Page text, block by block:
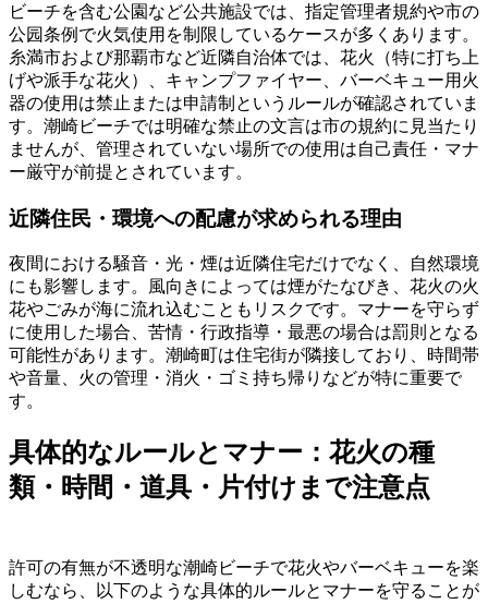
ビーチを含む公園など公共施設では、指定管理者規約や市の
公园条例で火気使用を制限しているケースが多くあります。
糸満市および那覇市など近隣自治体では、花火（特に打ち上
げや派手な花火）、キャンプファイヤー、バーベキュー用火
器の使用は禁止または申請制というルールが確認されていま
す。潮崎ビーチでは明確な禁止の文言は市の規約に見当たり
ませんが、管理されていない場所での使用は自己責任・マナ
ー厳守が前提とされています。
近隣住民・環境への配慮が求められる理由
夜間における騒音・光・煙は近隣住宅だけでなく、自然環境
にも影響します。風向きによっては煙がたなびき、花火の火
花やごみが海に流れ込むこともリスクです。マナーを守らず
に使用した場合、苦情・行政指導・最悪の場合は罰則となる
可能性があります。潮崎町は住宅街が隣接しており、時間帯
や音量、火の管理・消火・ゴミ持ち帰りなどが特に重要で
す。
具体的なルールとマナー：花火の種
類・時間・道具・片付けまで注意点
許可の有無が不透明な潮崎ビーチで花火やバーベキューを楽
しむなら、以下のような具体的ルールとマナーを守ることが